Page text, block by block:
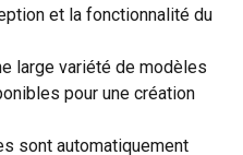
et la fonctionnalité du
large variété de modèles
pour une création
sont automatiquement